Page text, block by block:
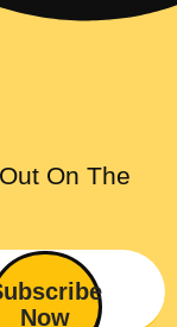
On The
Now